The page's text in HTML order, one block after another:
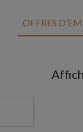
OFFRES